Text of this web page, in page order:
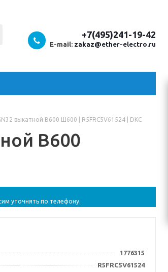
+7(495)241-19-42
E-mail: zakaz@ether-electro.ru
выкатной В600 Ш600 | R5FRC5V61524 | DKC
В600
уточнять по телефону.
1776315
R5FRC5V61524